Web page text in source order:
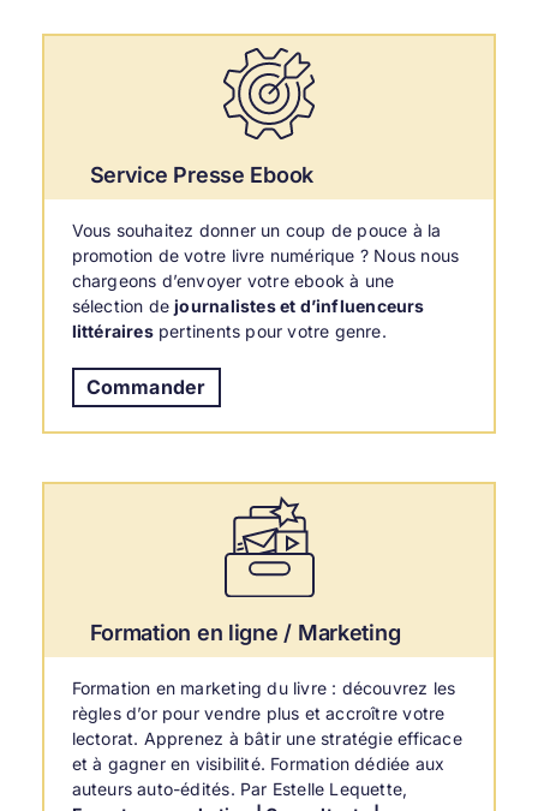
Service Presse Ebook
Vous souhaitez donner un coup de pouce à la
promotion de votre livre numérique ? Nous nous
chargeons d’envoyer votre ebook à une
sélection dejournalistes et d’influenceurs
littérairespertinents pour votre genre.
Commander
Formation en ligne / Marketing
Formation en marketing du livre : découvrez les
règles d’or pour vendre plus et accroître votre
lectorat. Apprenez à bâtir une stratégie efficace
et à gagner en visibilité. Formation dédiée aux
auteurs auto-édités. Par Estelle Lequette,